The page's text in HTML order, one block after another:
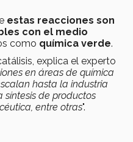
estas reacciones son
con el medio
como química verde.
explica el experto
en áreas de química
hasta la industria
de productos
entre otras".